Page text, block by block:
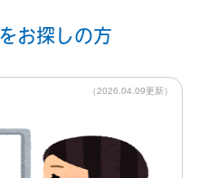
をお探しの方
（2026.04.09更新）